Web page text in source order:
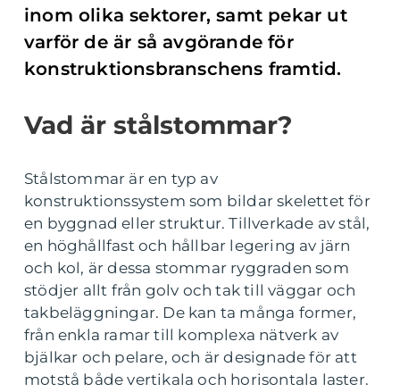
inom olika sektorer, samt pekar ut
varför de är så avgörande för
konstruktionsbranschens framtid.
Vad är stålstommar?
Stålstommar är en typ av
konstruktionssystem som bildar skelettet för
en byggnad eller struktur. Tillverkade av stål,
en höghållfast och hållbar legering av järn
och kol, är dessa stommar ryggraden som
stödjer allt från golv och tak till väggar och
takbeläggningar. De kan ta många former,
från enkla ramar till komplexa nätverk av
bjälkar och pelare, och är designade för att
motstå både vertikala och horisontala laster.